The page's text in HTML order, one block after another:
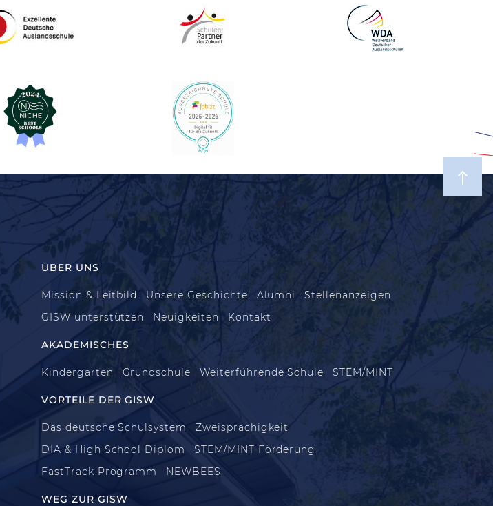
ÜBER UNS
Mission & Leitbild Unsere Geschichte Alumni
Stellenanzeigen
GISW unterstützen
Neuigkeiten Kontakt
AKADEMISCHES
Kindergarten Grundschule Weiterführende Schule STEM/MINT
VORTEILE DER GISW
Das deutsche Schulsystem
Zweisprachigkeit
DIA & High School Diplom
STEM/MINT Förderung
FastTrack Programm
NEWBEES
WEG ZUR GISW